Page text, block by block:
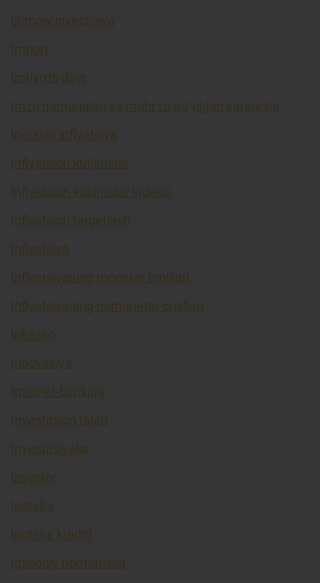
Ijtimoiy investisiya
Import
Imtiyozli davr
Imzo namunalari va muhr izi qo’yilgan varaqcha
Inersion inflyatsiya
Inflyatsion kutilmalar
Inflyatsion kutilmalar indeksi
Inflyatsion targetlash
Inflyatsiya
Inflyatsiyaning monetar omillari
Inflyatsiyaning nomonetar omillari
Inkasso
Innovasiya
Internet-banking
Investitsion talab
Investitsiyalar
Investor
Ipoteka
Ipoteka krediti
Iqtisodiy normativlar